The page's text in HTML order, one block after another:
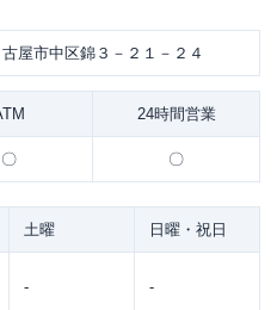
屋市中区錦３－２１－２４
24時間営業
〇 〇
土曜 日曜・祝日
- -